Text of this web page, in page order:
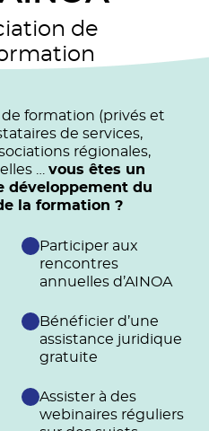
de
formation (privés et
de services,
régionales,
… vous êtes un
développement du
la formation ?
Participer aux
rencontres
annuelles d’AINOA
Bénéficier d’une
assistance juridique
gratuite
Assister à des
webinaires réguliers